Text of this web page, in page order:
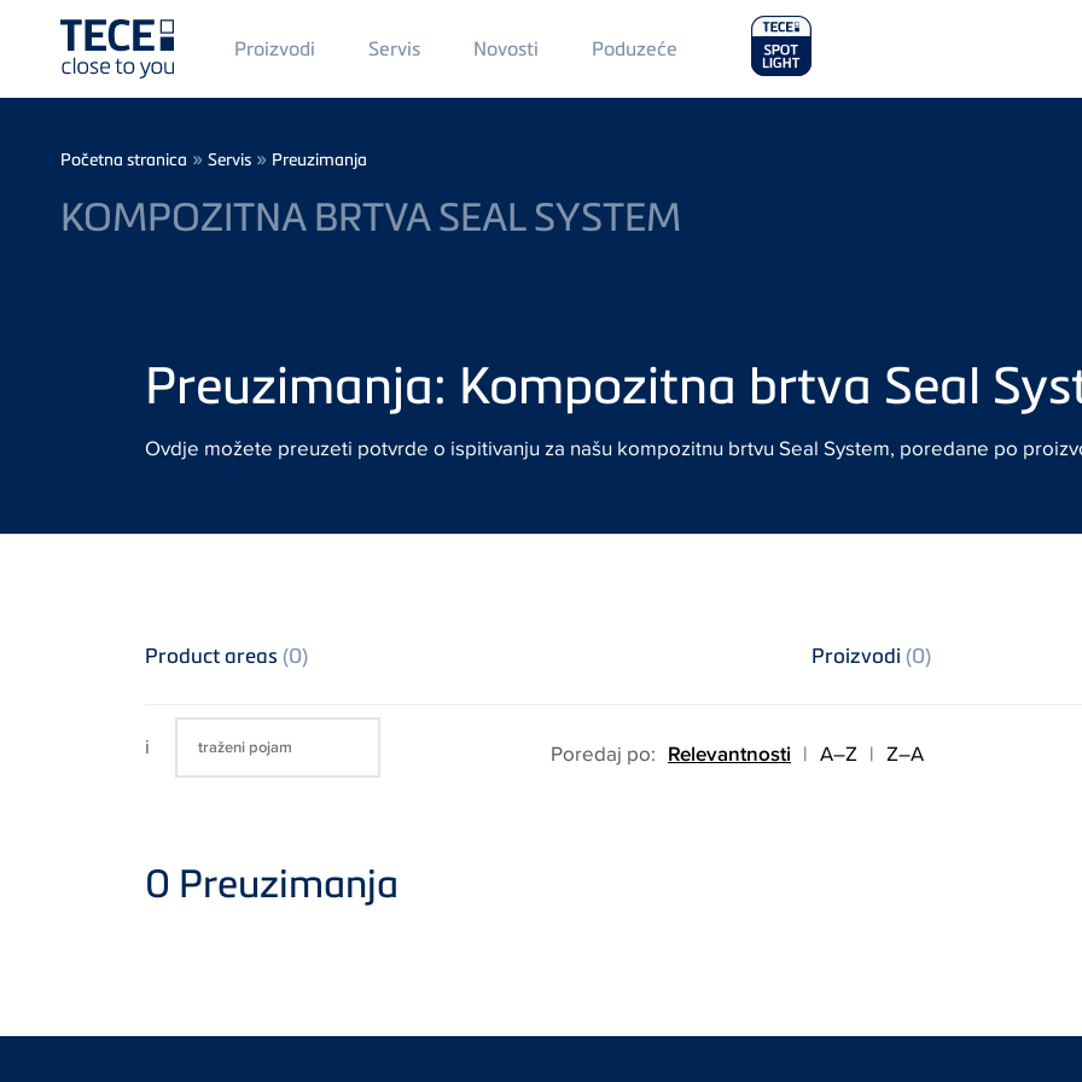
Main
Menü
1
Proizvodi Servis Novosti Main
Menu
2
Poduzeće
Breadcrumb
Početna stranica » Servis » Preuzimanja
KOMPOZITNA BRTVA SEAL SYSTEM
Preuzimanja: Kompozitna brtva Seal
Ovdje možete preuzeti potvrde o ispitivanju za našu kompozitnu brtvu Seal System, poredane po
Product areas (0) Proizvodi (0)
i Poredaj po: Relevantnosti | A–Z | Z–A
0 Preuzimanja